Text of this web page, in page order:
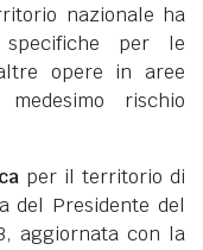
nazionale ha
specifiche per le
opere in aree
rischio
per il territorio di
del Presidente del
aggiornata con la